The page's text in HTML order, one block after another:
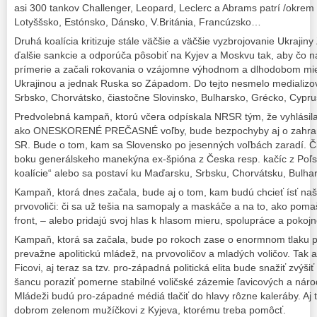
asi 300 tankov Challenger, Leopard, Leclerc a Abrams patrí /
Lotyššsko, Estónsko, Dánsko, V.Británia, Francúzsko…
Druhá koalícia kritizuje stále väčšie a väčšie vyzbrojovanie
ďalšie sankcie a odporúča pôsobiť na Kyjev a Moskvu tak, aby čo
prímerie a začali rokovania o vzájomne výhodnom a dlhodobom
Ukrajinou a jednak Ruska so Západom. Do tejto nesmelo
Srbsko, Chorvátsko, čiastočne Slovinsko, Bulharsko, Grécko,
Predvolebná kampaň, ktorú včera odpískala NRSR tým, že
ako ONESKORENÉ PREČASNÉ voľby, bude bezpochyby aj o
SR. Bude o tom, kam sa Slovensko po jesenných voľbách zaradí.
boku generálskeho manekýna ex-špióna z Česka resp. kačíc z
koalície“ alebo sa postaví ku Maďarsku, Srbsku, Chorvátsku,
Kampaň, ktorá dnes začala, bude aj o tom, kam budú chcieť ísť
prvovoliči: či sa už tešia na samopaly a maskáče a na to, ako
front, – alebo pridajú svoj hlas k hlasom mieru, spolupráce a
Kampaň, ktorá sa začala, bude po rokoch zase o enormnom tlaku
prevažne apolitickú mládež, na prvovoličov a mladých voličov. Tak
Ficovi, aj teraz sa tzv. pro-západná politická elita bude snažiť
šancu poraziť pomerne stabilné voličské zázemie ľavicových a
Mládeži budú pro-západné médiá tlačiť do hlavy rôzne kaleráby. Aj
dobrom zelenom mužíčkovi z Kyjeva, ktorému treba pomôcť.